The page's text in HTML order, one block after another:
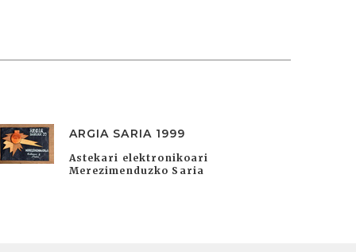
ARGIA SARIA 1999
Astekari elektronikoari
Merezimenduzko Saria